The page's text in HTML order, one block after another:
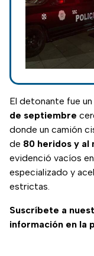
El detonante fue
de septiembre
donde un camión
de 80 heridos y al
evidenció vacíos
especializado y
estrictas.
Suscríbete a
información en la